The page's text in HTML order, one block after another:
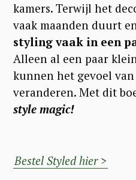
kamers. Terwijl het
vaak maanden duurt
styling vaak in een
Alleen al een paar
kunnen het gevoel
veranderen. Met dit
style magic!
Bestel Styled hier >